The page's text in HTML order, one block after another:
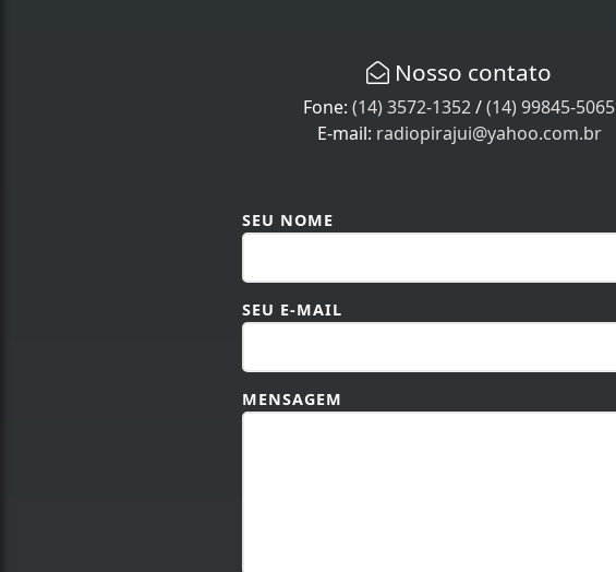
Nosso contato
Fone:(14) 3572-1352/(14) 99845-5065
E-mail: radiopirajui@yahoo.com.br
SEU NOME
SEU E-MAIL
MENSAGEM